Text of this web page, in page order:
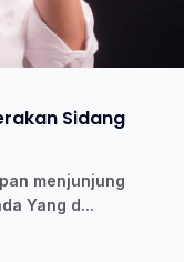
Sidang
menjunjung
Yang d...